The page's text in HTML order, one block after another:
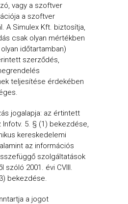
vagy a szoftver
a szoftver
A Simulex Kft. biztosítja,
csak olyan mértékben
időtartamban)
szerződés,
teljesítése érdekében
jogalapja: az értintett
Infotv. 5. § (1) bekezdése,
kereskedelemi
az információs
szolgáltatások
szóló 2001. évi CVIII.
bekezdése.
a jogot